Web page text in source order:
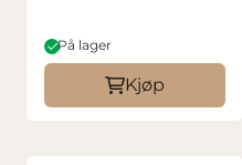
På lager
Kjøp